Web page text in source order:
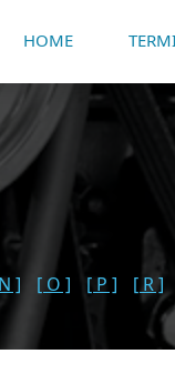
HOME
] [ O ] [ P ] [ R ]